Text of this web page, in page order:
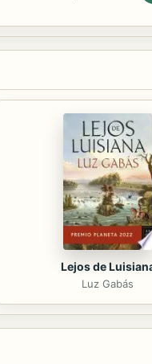
Lejos de
Luz Gabás